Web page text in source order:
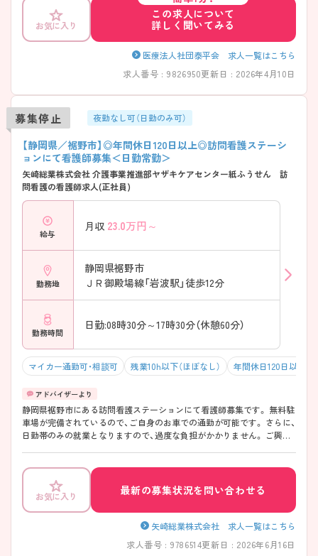
お気に入り
この求人について
詳しく聞いてみる
医療法人社団泰平会 求人一覧はこちら
求人番号 : 9826950更新日 : 2026年4月10日
募集停止 夜勤なし可（日勤のみ可）
【静岡県／裾野市】◎年間休日120日以上◎訪問看護ステーシ
ョンにて看護師募集＜日勤常勤＞
矢崎総業株式会社 介護事業推進部ヤザキケアセンター紙ふうせん 訪
問看護の看護師求人(正社員)
給与
月収 23.0万円～
勤務地
静岡県裾野市
ＪＲ御殿場線「岩波駅」徒歩12分
勤務時間
日勤:08時30分～17時30分（休憩60分）
マイカー通勤可・相談可 残業10h以下（ほぼなし） 年間休日120日以上
静岡県裾野市にある訪問看護ステーションにて看護師募集です。 無料駐
車場が完備されているので、ご自身のお車での通勤が可能です。 さらに、
日勤帯のみの就業となりますので、過度な負担がかかりません。 ご興味
お気に入り 最新の募集状況を問い合わせる
矢崎総業株式会社 求人一覧はこちら
求人番号 : 9786514更新日 : 2026年6月16日